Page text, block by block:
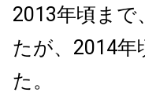
2013年頃ま
たが、2014年
た。